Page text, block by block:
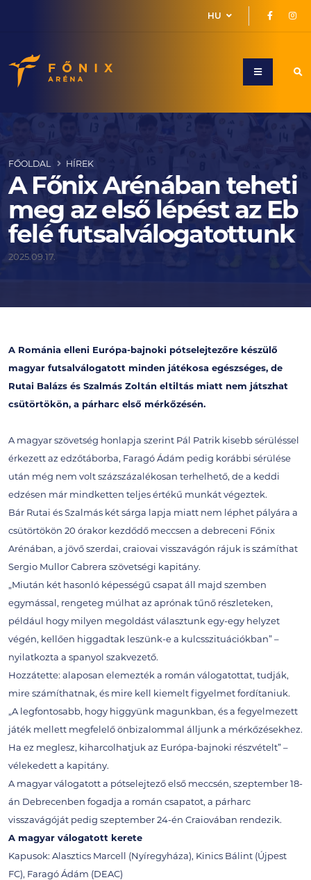
HU
A Főnix Arénában teheti
meg az első lépést az Eb
felé futsalválogatottunk
2025.09.17.
FŐOLDAL HÍREK
A Románia elleni Európa-bajnoki pótselejtezőre készülő
magyar futsalválogatott minden játékosa egészséges, de
Rutai Balázs és Szalmás Zoltán eltiltás miatt nem játszhat
csütörtökön, a párharc első mérkőzésén.
A magyar szövetség honlapja szerint Pál Patrik kisebb sérüléssel
érkezett az edzőtáborba, Faragó Ádám pedig korábbi sérülése
után még nem volt százszázalékosan terhelhető, de a keddi
edzésen már mindketten teljes értékű munkát végeztek.
Bár Rutai és Szalmás két sárga lapja miatt nem léphet pályára a
csütörtökön 20 órakor kezdődő meccsen a debreceni Főnix
Arénában, a jövő szerdai, craiovai visszavágón rájuk is számíthat
Sergio Mullor Cabrera szövetségi kapitány.
„Miután két hasonló képességű csapat áll majd szemben
egymással, rengeteg múlhat az aprónak tűnő részleteken,
például hogy milyen megoldást választunk egy-egy helyzet
végén, kellően higgadtak leszünk-e a kulcsszituációkban” –
nyilatkozta a spanyol szakvezető.
Hozzátette: alaposan elemezték a román válogatottat, tudják,
mire számíthatnak, és mire kell kiemelt figyelmet fordítaniuk.
„A legfontosabb, hogy higgyünk magunkban, és a fegyelmezett
játék mellett megfelelő önbizalommal álljunk a mérkőzésekhez.
Ha ez meglesz, kiharcolhatjuk az Európa-bajnoki részvételt” –
vélekedett a kapitány.
A magyar válogatott a pótselejtező első meccsén, szeptember 18-
án Debrecenben fogadja a román csapatot, a párharc
visszavágóját pedig szeptember 24-én Craiovában rendezik.
A magyar válogatott kerete
Kapusok: Alasztics Marcell (Nyíregyháza), Kinics Bálint (Újpest
FC), Faragó Ádám (DEAC)